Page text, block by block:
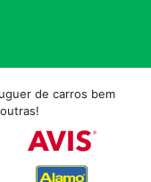
de carros bem